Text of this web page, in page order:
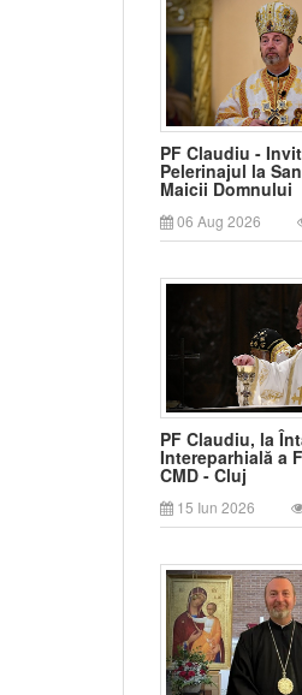
PF Claudiu -
Pelerinajul la
Maicii Domnului
06 Aug 2026
PF Claudiu, la
Intereparhială a
CMD - Cluj
15 Iun 2026